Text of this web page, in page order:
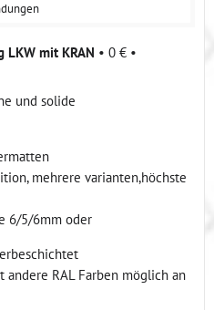
LKW mit KRAN • 0 € •
und solide
mehrere varianten,höchste
6/5/6mm oder
andere RAL Farben möglich an